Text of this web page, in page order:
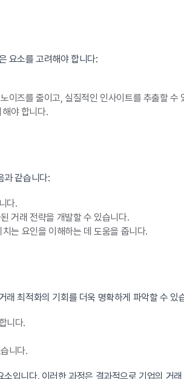
요소를 고려해야 합니다:
이즈를 줄이고, 실질적인 인사이트를 추출할 수
야 합니다.
과 같습니다:
다.
거래 전략을 개발할 수 있습니다.
는 요인을 이해하는 데 도움을 줍니다.
래 최적화의 기회를 더욱 명확하게 파악할 수 있
니다.
니다.
입니다. 이러한 과정은 결과적으로 기업의 거